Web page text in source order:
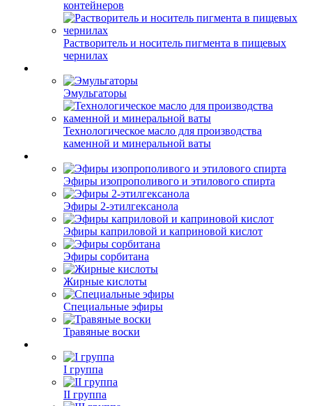
контейнеров
Растворитель и носитель пигмента в пищевых
чернилах
Эмульгаторы
Технологическое масло для производства
каменной и минеральной ваты
Эфиры изопрополивого и этилового спирта
Эфиры 2-этилгексанола
Эфиры каприловой и каприновой кислот
Эфиры сорбитана
Жирные кислоты
Специальные эфиры
Травяные воски
I группа
II группа